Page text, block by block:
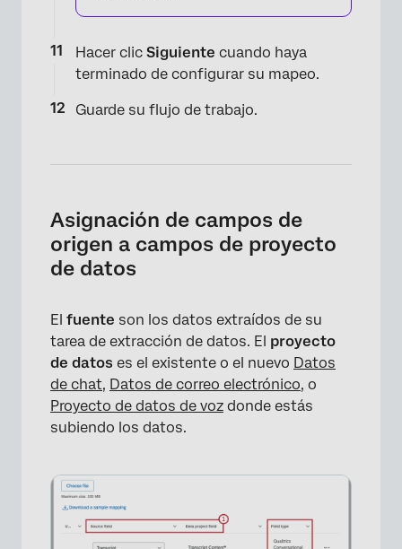
Hacer clic Siguiente cuando haya
terminado de configurar su mapeo.
Guarde su flujo de trabajo.
Asignación de campos de
origen a campos de proyecto
de datos
El fuente son los datos extraídos de su
tarea de extracción de datos. El proyecto
de datos es el existente o el nuevo Datos
de chat, Datos de correo electrónico, o
Proyecto de datos de voz donde estás
subiendo los datos.